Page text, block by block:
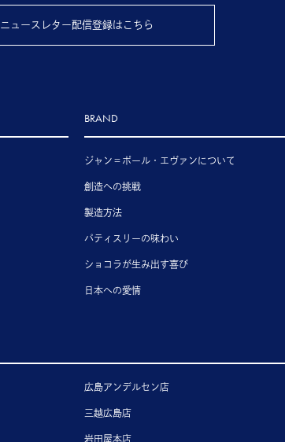
ニュースレター配信登録はこちら
BRAND
ジャン＝ポール・エヴァンについて
創造への挑戦
製造方法
パティスリーの味わい
ショコラが生み出す喜び
日本への愛情
広島アンデルセン店
三越広島店
岩田屋本店